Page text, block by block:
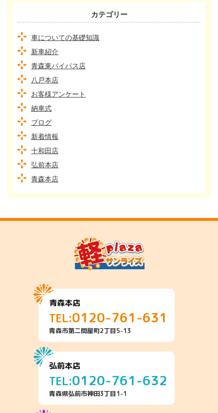
カテゴリー
車についての基礎知識
新車紹介
青森東バイパス店
八戸本店
お客様アンケート
納車式
ブログ
新着情報
十和田店
弘前本店
青森本店
青森本店
TEL:0120-761-631
青森市第二問屋町2丁目5-13
弘前本店
TEL:0120-761-632
青森県弘前市神田3丁目1-1